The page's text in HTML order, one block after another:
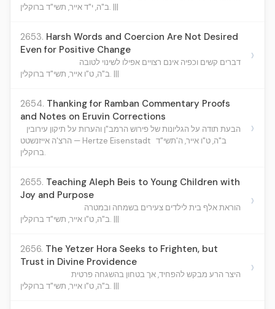
ב"ה, י"ד אייר, תשי"ד ברוקלין. |||
2653. Harsh Words and Coercion Are Not Desired
Even for Positive Change
דברים קשים וכפיה אינם רצויים אפילו לשינוי לטובה
ב"ה, ט"ו אייר, תשי"ד ברוקלין. |||
›
2654. Thanking for Ramban Commentary Proofs
and Notes on Eruvin Corrections
הבעת תודה על הגליונות של פירוש הרמב"ן והערות על תיקון עירובין
הרצ'ה אייזנשטט — Hertze Eisenstadt ב"ה, ט"ו אייר, ה'תשי"ד
ברוקלין.
›
2655. Teaching Aleph Beis to Young Children with
Joy and Purpose
הוראת אלף בית לילדים צעירים בשמחה ובמטרה
ב"ה, ט"ו אייר, תשי"ד ברוקלין. |||
›
2656. The Yetzer Hora Seeks to Frighten, but
Trust in Divine Providence
היצר הרע מבקש להפחיד, אך בטחון בהשגחה פרטית
ב"ה, ט"ו אייר, תשי"ד ברוקלין. |||
›